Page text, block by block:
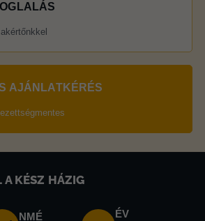
AJÁNLATKÉRÉS
KÉSZ HÁZIG
NMÉ
ÉV